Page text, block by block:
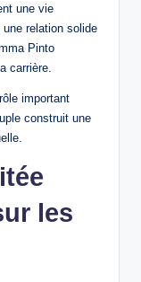
une vie
relation solide
Pinto
carrière.
important
construit une
les